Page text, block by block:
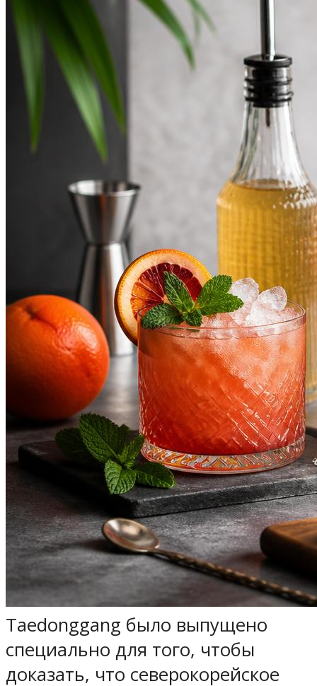
Taedonggang было выпущено
специально для того, чтобы
доказать, что северокорейское